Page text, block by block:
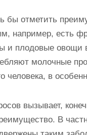
бы отметить
например, есть
и плодовые овощи
молочные
в
вызывает,
В